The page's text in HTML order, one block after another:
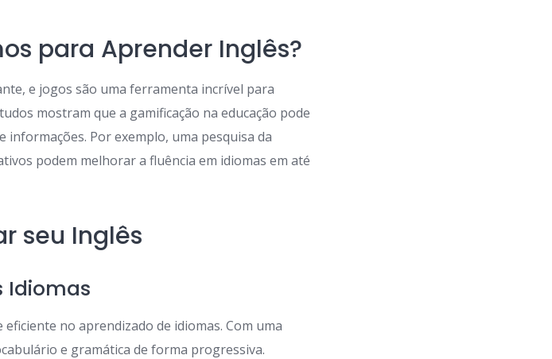
para Aprender Inglês?
e jogos são uma ferramenta incrível para
mostram que a gamificação na educação pode
Por exemplo, uma pesquisa da
podem melhorar a fluência em idiomas em até
seu Inglês
Idiomas
no aprendizado de idiomas. Com uma
e gramática de forma progressiva.